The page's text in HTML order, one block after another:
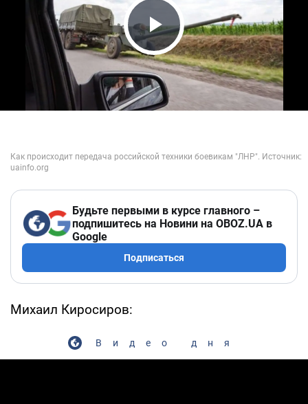
Play Video
Будьте первыми в курсе главного –
подпишитесь на Новини на OBOZ.UA в
Google
Подписаться
Михаил Киросиров:
Видео дня